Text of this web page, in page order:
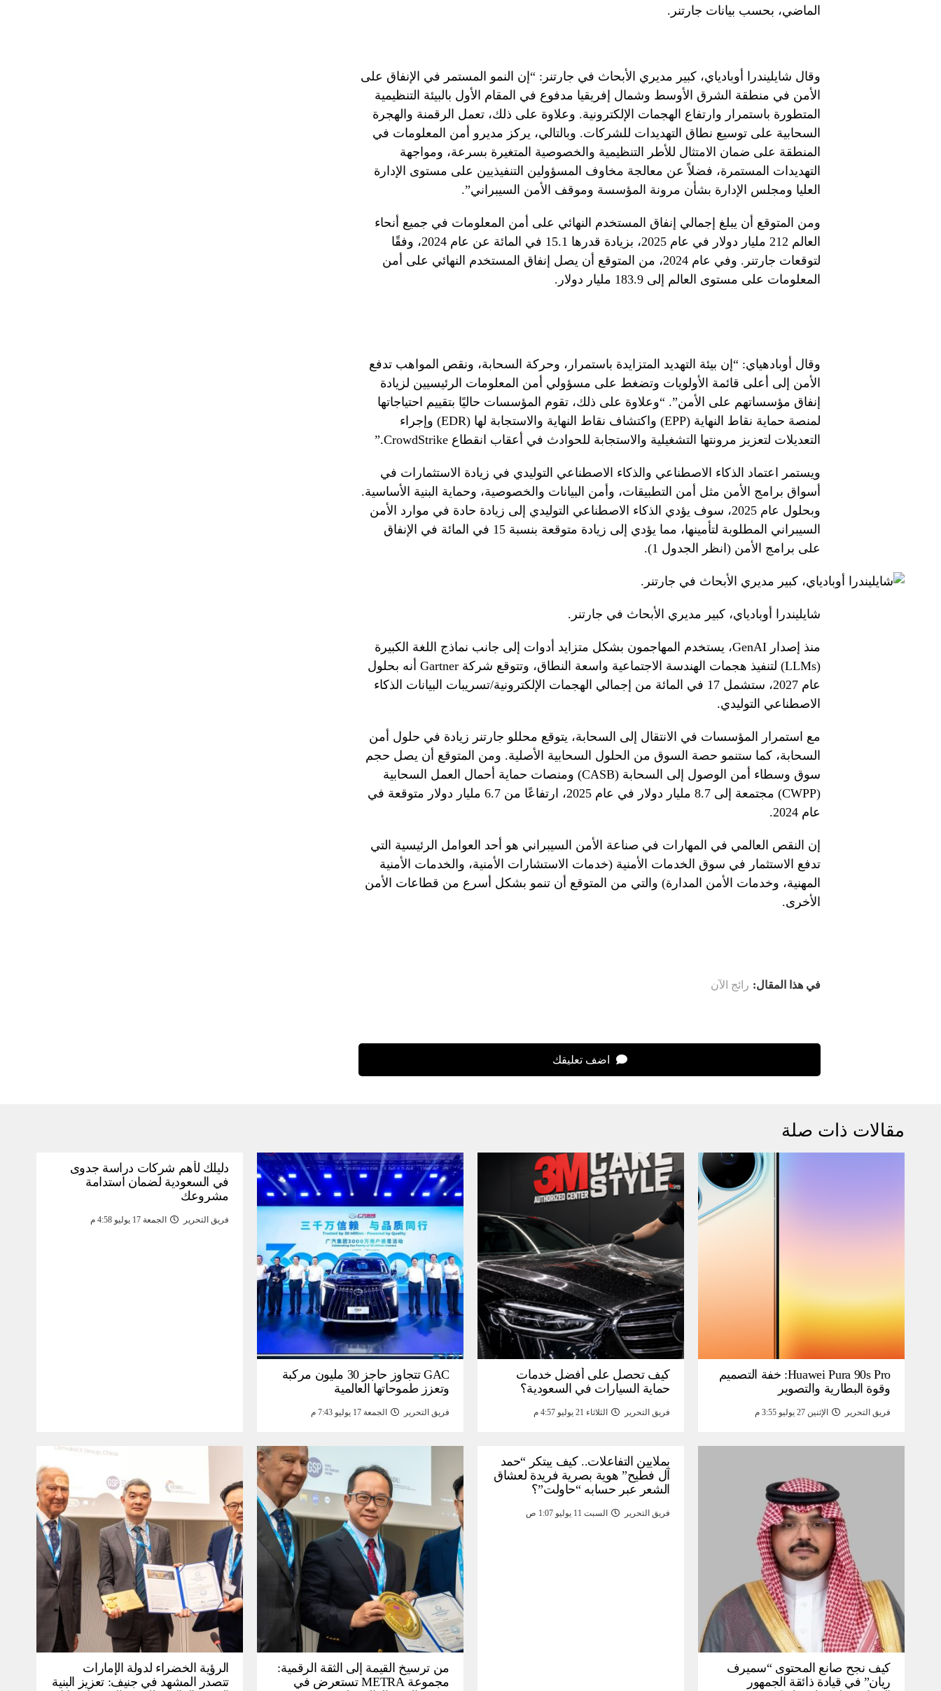
الماضي، بحسب بيانات جارتنر.
وقال شايليندرا أوبادياي، كبير مديري الأبحاث في جارتنر: “إن النمو المستمر في الإنفاق على
الأمن في منطقة الشرق الأوسط وشمال إفريقيا مدفوع في المقام الأول بالبيئة التنظيمية
المتطورة باستمرار وارتفاع الهجمات الإلكترونية. وعلاوة على ذلك، تعمل الرقمنة والهجرة
السحابية على توسيع نطاق التهديدات للشركات. وبالتالي، يركز مديرو أمن المعلومات في
المنطقة على ضمان الامتثال للأطر التنظيمية والخصوصية المتغيرة بسرعة، ومواجهة
التهديدات المستمرة، فضلاً عن معالجة مخاوف المسؤولين التنفيذيين على مستوى الإدارة
العليا ومجلس الإدارة بشأن مرونة المؤسسة وموقف الأمن السيبراني”.
ومن المتوقع أن يبلغ إجمالي إنفاق المستخدم النهائي على أمن المعلومات في جميع أنحاء
العالم 212 مليار دولار في عام 2025، بزيادة قدرها 15.1 في المائة عن عام 2024، وفقًا
لتوقعات جارتنر. وفي عام 2024، من المتوقع أن يصل إنفاق المستخدم النهائي على أمن
المعلومات على مستوى العالم إلى 183.9 مليار دولار.
وقال أوبادهياي: “إن بيئة التهديد المتزايدة باستمرار، وحركة السحابة، ونقص المواهب تدفع
الأمن إلى أعلى قائمة الأولويات وتضغط على مسؤولي أمن المعلومات الرئيسيين لزيادة
إنفاق مؤسساتهم على الأمن”. “وعلاوة على ذلك، تقوم المؤسسات حاليًا بتقييم احتياجاتها
لمنصة حماية نقاط النهاية (EPP) واكتشاف نقاط النهاية والاستجابة لها (EDR) وإجراء
التعديلات لتعزيز مرونتها التشغيلية والاستجابة للحوادث في أعقاب انقطاع CrowdStrike.”
ويستمر اعتماد الذكاء الاصطناعي والذكاء الاصطناعي التوليدي في زيادة الاستثمارات في
أسواق برامج الأمن مثل أمن التطبيقات، وأمن البيانات والخصوصية، وحماية البنية الأساسية.
وبحلول عام 2025، سوف يؤدي الذكاء الاصطناعي التوليدي إلى زيادة حادة في موارد الأمن
السيبراني المطلوبة لتأمينها، مما يؤدي إلى زيادة متوقعة بنسبة 15 في المائة في الإنفاق
على برامج الأمن (انظر الجدول 1).
شايليندرا أوبادياي، كبير مديري الأبحاث في جارتنر.
منذ إصدار GenAI، يستخدم المهاجمون بشكل متزايد أدوات إلى جانب نماذج اللغة الكبيرة
(LLMs) لتنفيذ هجمات الهندسة الاجتماعية واسعة النطاق، وتتوقع شركة Gartner أنه بحلول
عام 2027، ستشمل 17 في المائة من إجمالي الهجمات الإلكترونية/تسريبات البيانات الذكاء
الاصطناعي التوليدي.
مع استمرار المؤسسات في الانتقال إلى السحابة، يتوقع محللو جارتنر زيادة في حلول أمن
السحابة، كما ستنمو حصة السوق من الحلول السحابية الأصلية. ومن المتوقع أن يصل حجم
سوق وسطاء أمن الوصول إلى السحابة (CASB) ومنصات حماية أحمال العمل السحابية
(CWPP) مجتمعة إلى 8.7 مليار دولار في عام 2025، ارتفاعًا من 6.7 مليار دولار متوقعة في
عام 2024.
إن النقص العالمي في المهارات في صناعة الأمن السيبراني هو أحد العوامل الرئيسية التي
تدفع الاستثمار في سوق الخدمات الأمنية (خدمات الاستشارات الأمنية، والخدمات الأمنية
المهنية، وخدمات الأمن المدارة) والتي من المتوقع أن تنمو بشكل أسرع من قطاعات الأمن
الأخرى.
في هذا المقال: رائج الآن
اضف تعليقك
مقالات ذات صلة
Huawei Pura 90s Pro: خفة التصميم
وقوة البطارية والتصوير
فريق التحرير الإثنين 27 يوليو 3:55 م
كيف تحصل على أفضل خدمات
حماية السيارات في السعودية؟
فريق التحرير الثلاثاء 21 يوليو 4:57 م
GAC تتجاوز حاجز 30 مليون مركبة
وتعزز طموحاتها العالمية
فريق التحرير الجمعة 17 يوليو 7:43 م
دليلك لأهم شركات دراسة جدوى
في السعودية لضمان استدامة
مشروعك
فريق التحرير الجمعة 17 يوليو 4:58 م
كيف نجح صانع المحتوى “سميرف
ريان” في قيادة ذائقة الجمهور
بملايين التفاعلات.. كيف يبتكر “حمد
آل فطيح” هوية بصرية فريدة لعشاق
الشعر عبر حسابه “حاولت”؟
فريق التحرير السبت 11 يوليو 1:07 ص
من ترسيخ القيمة إلى الثقة الرقمية:
مجموعة METRA تستعرض في
الرؤية الخضراء لدولة الإمارات
تتصدر المشهد في جنيف: تعزيز البنية